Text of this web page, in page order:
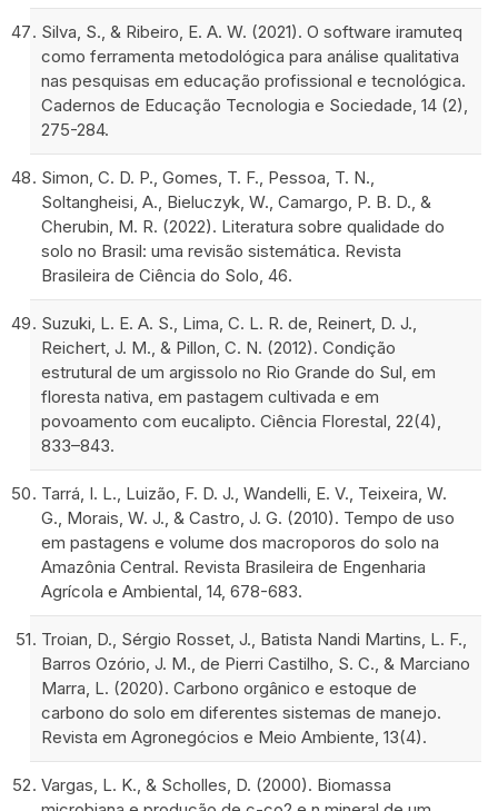
Silva, S., & Ribeiro, E. A. W. (2021). O software iramuteq
como ferramenta metodológica para análise qualitativa
nas pesquisas em educação profissional e tecnológica.
Cadernos de Educação Tecnologia e Sociedade, 14 (2),
275-284.
Simon, C. D. P., Gomes, T. F., Pessoa, T. N.,
Soltangheisi, A., Bieluczyk, W., Camargo, P. B. D., &
Cherubin, M. R. (2022). Literatura sobre qualidade do
solo no Brasil: uma revisão sistemática. Revista
Brasileira de Ciência do Solo, 46.
Suzuki, L. E. A. S., Lima, C. L. R. de, Reinert, D. J.,
Reichert, J. M., & Pillon, C. N. (2012). Condição
estrutural de um argissolo no Rio Grande do Sul, em
floresta nativa, em pastagem cultivada e em
povoamento com eucalipto. Ciência Florestal, 22(4),
833–843.
Tarrá, I. L., Luizão, F. D. J., Wandelli, E. V., Teixeira, W.
G., Morais, W. J., & Castro, J. G. (2010). Tempo de uso
em pastagens e volume dos macroporos do solo na
Amazônia Central. Revista Brasileira de Engenharia
Agrícola e Ambiental, 14, 678-683.
Troian, D., Sérgio Rosset, J., Batista Nandi Martins, L. F.,
Barros Ozório, J. M., de Pierri Castilho, S. C., & Marciano
Marra, L. (2020). Carbono orgânico e estoque de
carbono do solo em diferentes sistemas de manejo.
Revista em Agronegócios e Meio Ambiente, 13(4).
Vargas, L. K., & Scholles, D. (2000). Biomassa